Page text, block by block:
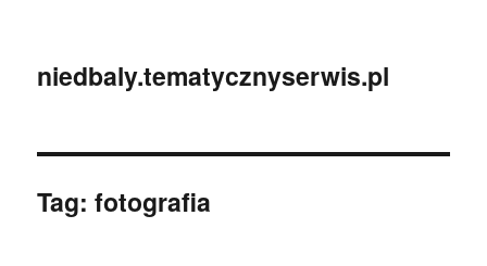
niedbaly.tematycznyserwis.pl
Tag:fotografia